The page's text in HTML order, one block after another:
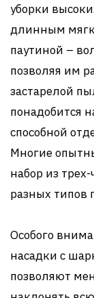
уборки
длинным
паутиной –
позволяя им
застарелой
понадобится
способной
Многие
набор из
разных типов
Особого
насадки с
позволяют